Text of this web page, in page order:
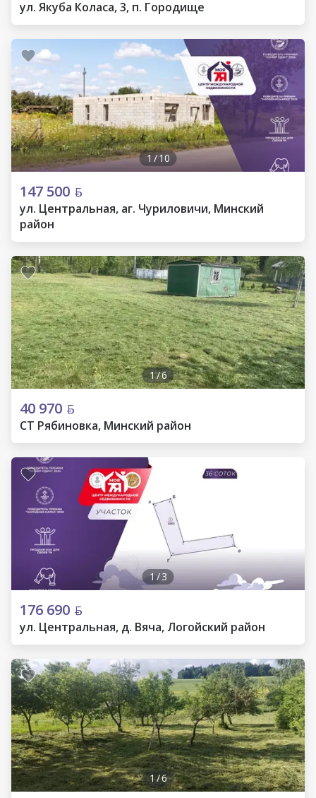
ул. Якуба Коласа, 3, п. Городище
1/10
147 500
ул. Центральная, аг. Чуриловичи, Минский
район
1/6
40 970
СТ Рябиновка, Минский район
1/3
176 690
ул. Центральная, д. Вяча, Логойский район
1/6